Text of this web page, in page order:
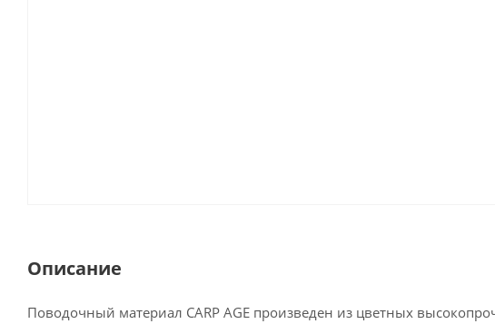
Описание
Поводочный материал CARP AGE произведен из цветных